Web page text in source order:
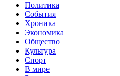
Политика
События
Хроника
Экономика
Общество
Культура
Спорт
В мире